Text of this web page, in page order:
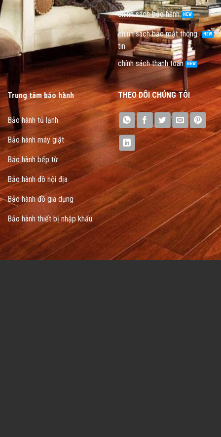
chính sách bảo hành
chính sách bảo mật thông
tin
chính sách thanh toán
Trung tâm bảo hành
Bảo hành tủ lạnh
Bảo hành máy giặt
Bảo hành bếp từ
Bảo hành đồ nội địa
Bảo hành đồ gia dụng
Bảo hành thiết bị nhập khẩu
THEO DÕI CHÚNG TÔI